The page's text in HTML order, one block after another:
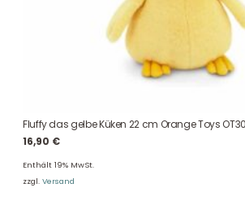
Fluffy das gelbe Küken 22 cm Orange Toys
16,90 €
Enthält 19% MwSt.
zzgl. Versand